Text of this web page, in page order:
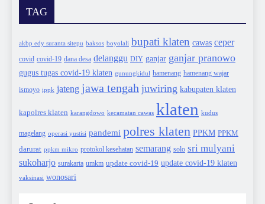
TAG
akbp edy suranta sitepu baksos boyolali bupati klaten cawas ceper
covid covid-19 dana desa delanggu DIY ganjar ganjar pranowo
gugus tugas covid-19 klaten gunungkidul hamenang hamenang wajar
ismoyo ippk jateng jawa tengah juwiring kabupaten klaten
kapolres klaten karangdowo kecamatan cawas klaten kudus
magelang operasi yustisi pandemi polres klaten PPKM PPKM
darurat ppkm mikro protokol kesehatan semarang solo sri mulyani
sukoharjo surakarta umkm update covid-19 update covid-19 klaten
vaksinasi wonosari